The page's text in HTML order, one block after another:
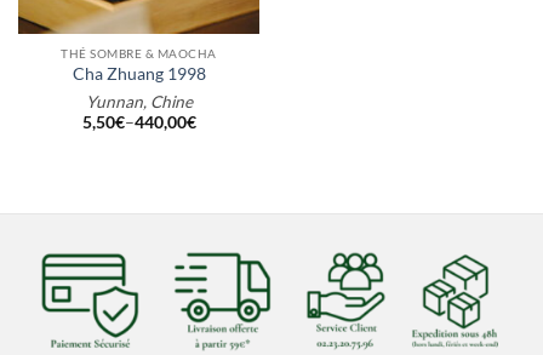
THÉ SOMBRE & MAOCHA
Cha Zhuang 1998
Yunnan, Chine
5,50€–440,00€